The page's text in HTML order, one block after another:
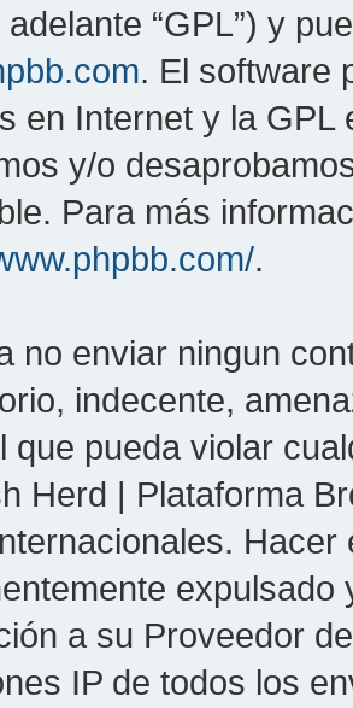
“GPL”) y
. El software
en Internet y la
y/o
Para más
.
no enviar ningun
indecente,
que pueda violar
Herd | Plataforma
a su Proveedor
IP de todos los